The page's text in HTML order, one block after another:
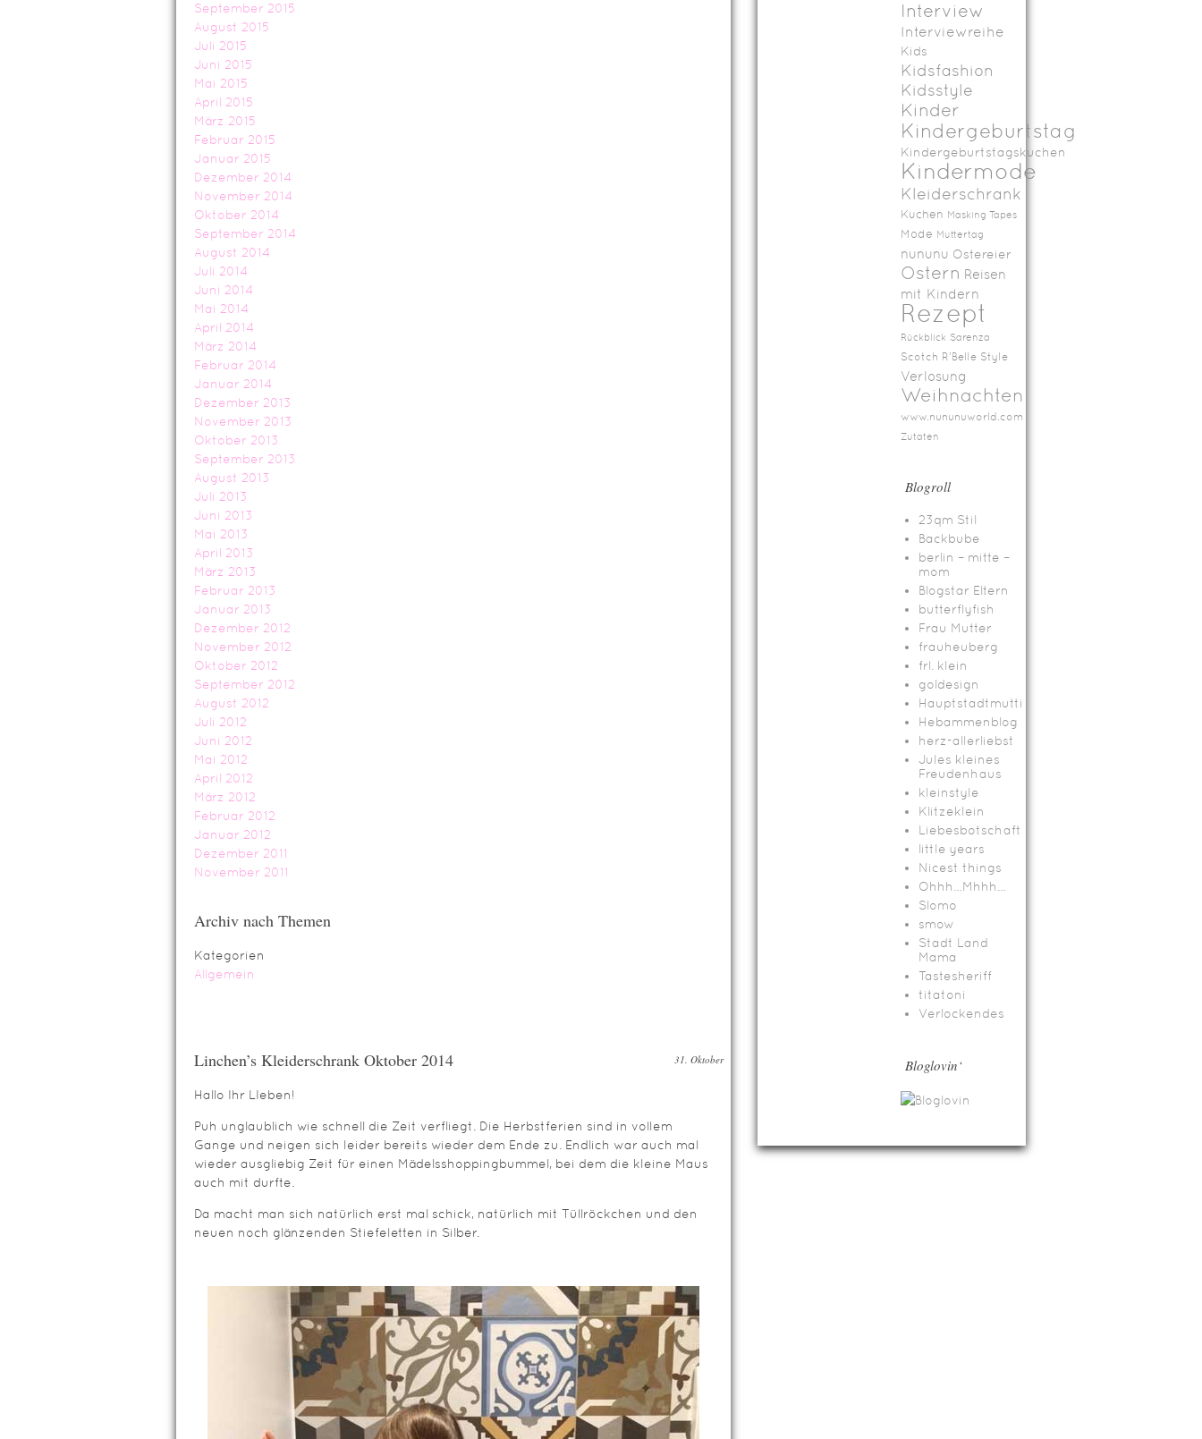
September 2015
August 2015
Juli 2015
Juni 2015
Mai 2015
April 2015
März 2015
Februar 2015
Januar 2015
Dezember 2014
November 2014
Oktober 2014
September 2014
August 2014
Juli 2014
Juni 2014
Mai 2014
April 2014
März 2014
Februar 2014
Januar 2014
Dezember 2013
November 2013
Oktober 2013
September 2013
August 2013
Juli 2013
Juni 2013
Mai 2013
April 2013
März 2013
Februar 2013
Januar 2013
Dezember 2012
November 2012
Oktober 2012
September 2012
August 2012
Juli 2012
Juni 2012
Mai 2012
April 2012
März 2012
Februar 2012
Januar 2012
Dezember 2011
November 2011
Archiv nach Themen
Kategorien
Allgemein
Linchen’s Kleiderschrank Oktober 2014 31. Oktober
Hallo Ihr LIeben!
Puh unglaublich wie schnell die Zeit verfliegt. Die Herbstferien sind in vollem
Gange und neigen sich leider bereits wieder dem Ende zu. Endlich war auch mal
wieder ausgliebig Zeit für einen Mädelsshoppingbummel, bei dem die kleine Maus
auch mit durfte.
Da macht man sich natürlich erst mal schick, natürlich mit Tüllröckchen und den
neuen noch glänzenden Stiefeletten in Silber.
Interview
Interviewreihe
Kids
Kidsfashion
Kidsstyle
Kinder
Kindergeburtstag
Kindergeburtstagskuchen
Kindermode
Kleiderschrank
Kuchen Masking Tapes
Mode Muttertag
nununu Ostereier
Ostern Reisen
mit Kindern
Rezept
Rückblick Sarenza
Scotch R'Belle Style
Verlosung
Weihnachten
www.nununuworld.com
Zutaten
Blogroll
23qm Stil
Backbube
berlin – mitte –
mom
Blogstar Eltern
butterflyfish
Frau Mutter
frauheuberg
frl. klein
goldesign
Hauptstadtmutti
Hebammenblog
herz-allerliebst
Jules kleines
Freudenhaus
kleinstyle
Klitzeklein
Liebesbotschaft
little years
Nicest things
Ohhh…Mhhh…
Slomo
smow
Stadt Land
Mama
Tastesheriff
titatoni
Verlockendes
Bloglovin‘